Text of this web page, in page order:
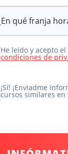
He leído y acepto el
condiciones de
¡Sí! ¡Enviadme
cursos similares